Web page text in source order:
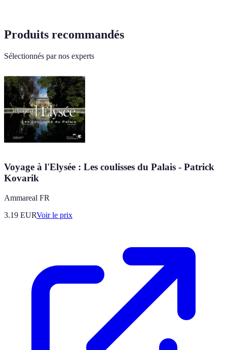
Produits recommandés
Sélectionnés par nos experts
Voyage à l'Elysée : Les coulisses du Palais - Patrick
Kovarik
Ammareal FR
3.19 EURVoir le prix